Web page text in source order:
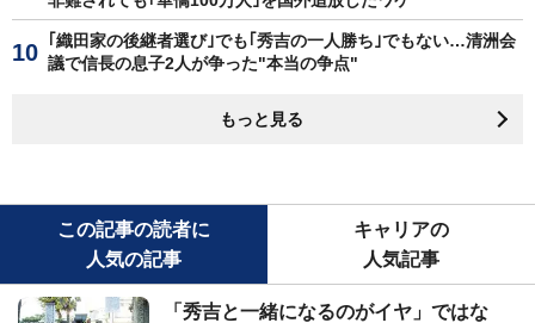
｢織田家の後継者選び｣でも｢秀吉の一人勝ち｣でもない…清洲会
議で信長の息子2人が争った"本当の争点"
もっと見る
この記事の読者に
人気の記事
キャリアの
人気記事
「秀吉と一緒になるのがイヤ」ではな